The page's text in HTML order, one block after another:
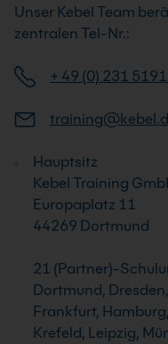
Unser Kebel Team
zentralen Tel-Nr.:
+ 49 (0) 231
Hauptsitz
Kebel Training
Europaplatz 11
44269 Dortmund
21 (Partner)-
Dortmund,
Frankfurt,
Krefeld, Leipzig,